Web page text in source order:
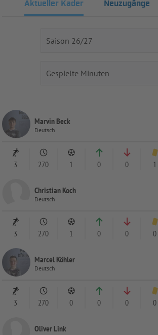
Aktueller Kader Neuzugänge
Marvin Beck
Deutsch
3 270 1 0 0 1
Christian Koch
Deutsch
3 270 1 0 0 0
Marcel Köhler
Deutsch
3 270 0 0 0 0
Oliver Link